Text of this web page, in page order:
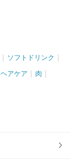
ソフトドリンク
ヘアケア 肉